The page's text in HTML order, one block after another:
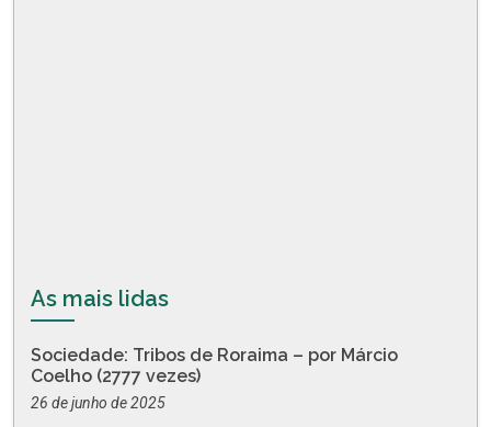
As mais lidas
Sociedade: Tribos de Roraima – por Márcio
Coelho (2777 vezes)
26 de junho de 2025